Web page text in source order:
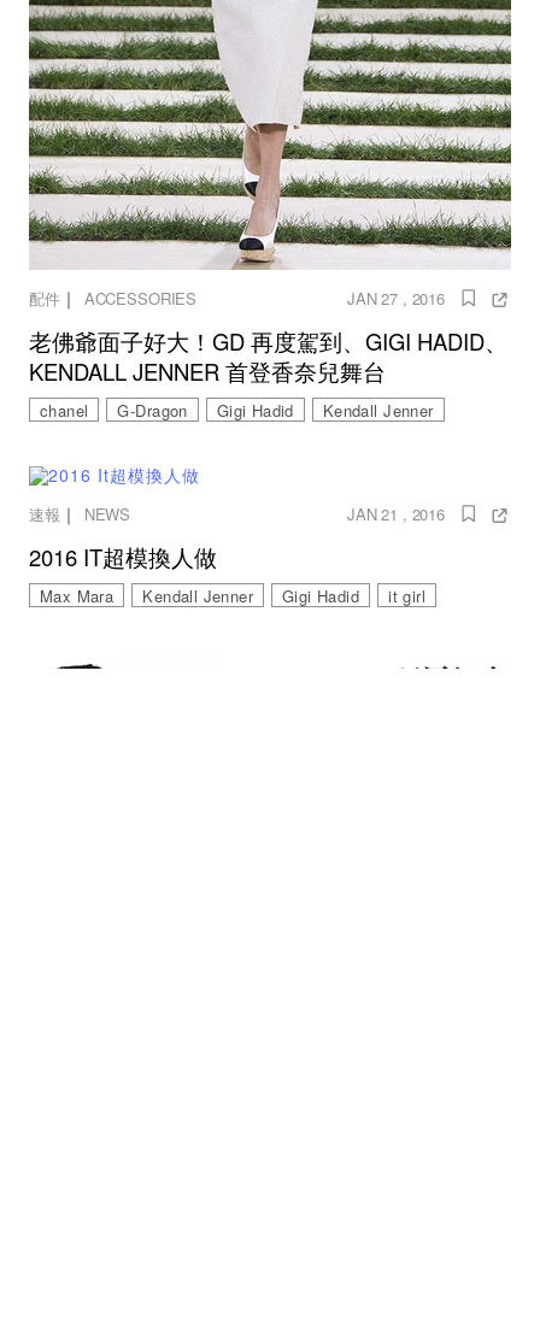
配件｜ ACCESSORIES JAN 27 , 2016
老佛爺面子好大！GD 再度駕到、GIGI HADID、
KENDALL JENNER 首登香奈兒舞台
chanel G-Dragon Gigi Hadid Kendall Jenner
速報 ｜ NEWS JAN 21 , 2016
2016 IT超模換人做
Max Mara Kendall Jenner Gigi Hadid it girl